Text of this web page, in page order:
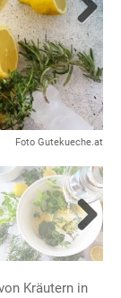
Foto Gutekueche.at
Next
Next
Kräutern in